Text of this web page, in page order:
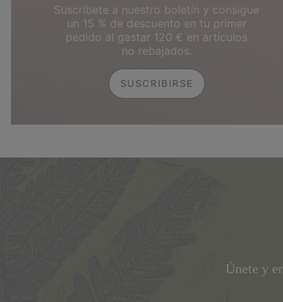
Suscríbete a nuestro boletín y consigue
un 15 % de descuento en tu primer
pedido al gastar 120 € en artículos
no rebajados.
SUSCRIBIRSE
Únete y